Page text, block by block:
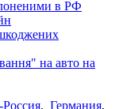
в РФ
на авто на
, Германия,